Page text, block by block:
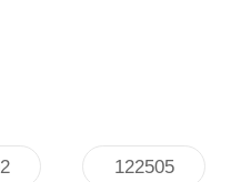
122505